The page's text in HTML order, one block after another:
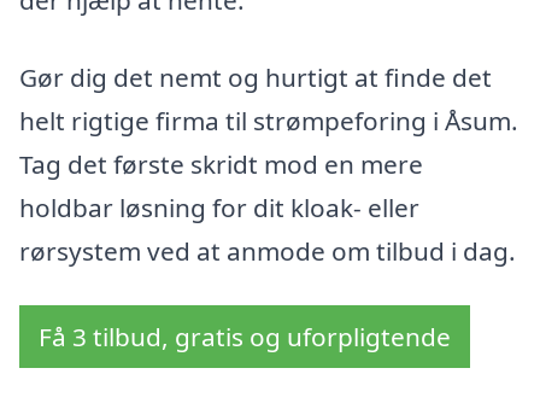
Gør dig det nemt og hurtigt at finde det
helt rigtige firma til strømpeforing i Åsum.
Tag det første skridt mod en mere
holdbar løsning for dit kloak- eller
rørsystem ved at anmode om tilbud i dag.
Få 3 tilbud, gratis og uforpligtende